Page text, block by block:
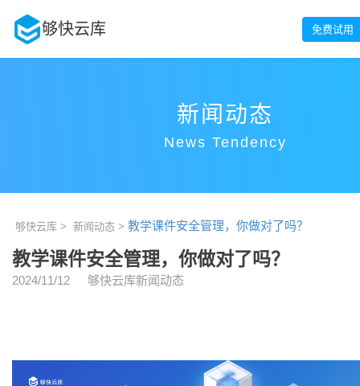
够快云库 免费试用
新闻动态
News Tendency
够快云库 > 新闻动态 > 教学课件安全管理，你做对了吗？
教学课件安全管理，你做对了吗？
2024/11/12 够快云库新闻动态